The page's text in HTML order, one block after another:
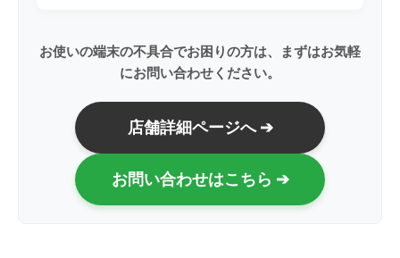
お使いの端末の不具合でお困りの方は、まずはお気軽
にお問い合わせください。
店舗詳細ページへ ➔
お問い合わせはこちら ➔